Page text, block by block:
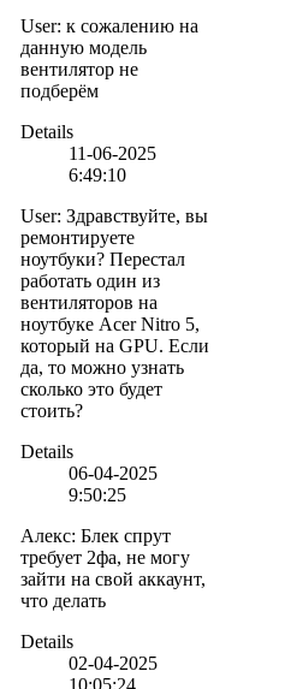
User: к сожалению на
данную модель
вентилятор не
подберём
Details
11-06-2025
6:49:10
User: Здравствуйте, вы
ремонтируете
ноутбуки? Перестал
работать один из
вентиляторов на
ноутбуке Acer Nitro 5,
который на GPU. Если
да, то можно узнать
сколько это будет
стоить?
Details
06-04-2025
9:50:25
Алекс: Блек спрут
требует 2фа, не могу
зайти на свой аккаунт,
что делать
Details
02-04-2025
10:05:24